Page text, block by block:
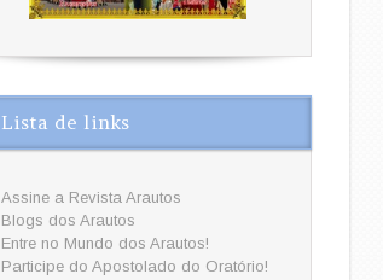
Lista de links
Assine a Revista Arautos
Blogs dos Arautos
Entre no Mundo dos Arautos!
Participe do Apostolado do Oratório!